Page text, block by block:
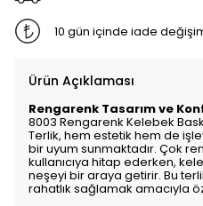
10 gün içinde iade
Ürün Açıklaması
Rengarenk Tasarım ve
8003 Rengarenk Kelebek
Terlik, hem estetik hem de
bir uyum sunmaktadır. Çok
kullanıcıya hitap ederken,
neşeyi bir araya getirir. Bu
rahatlık sağlamak amacıyla